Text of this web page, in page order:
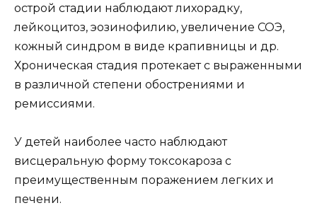
острой стадии наблюдают лихорадку,
лейкоцитоз, эозинофилию, увеличение СОЭ,
кожный синдром в виде крапивницы и др.
Хроническая стадия протекает с выраженными
в различной степени обострениями и
ремиссиями.
У детей наиболее часто наблюдают
висцеральную форму токсокароза с
преимущественным поражением легких и
печени.